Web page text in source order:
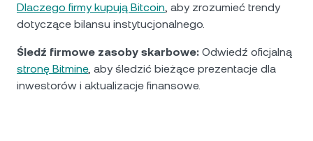
Dlaczego firmy kupują Bitcoin, aby zrozumieć trendy
dotyczące bilansu instytucjonalnego.
Śledź firmowe zasoby skarbowe: Odwiedź oficjalną
stronę Bitmine, aby śledzić bieżące prezentacje dla
inwestorów i aktualizacje finansowe.